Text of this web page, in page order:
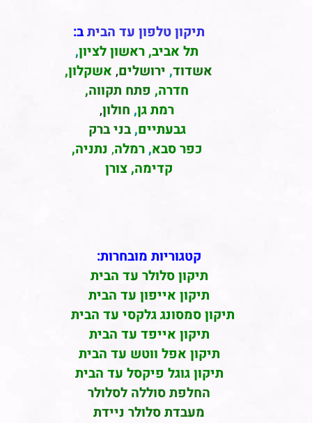
תיקון טלפון עד הביתב:
תל אביב,ראשון לציון,
אשדוד, ירושלים, אשקלון,
חדרה, פתח תקווה,
רמת גן, חולון,
גבעתיים,בני ברק
כפר סבא,רמלה, נתניה,
קדימה, צורן
קטגוריות מובחרות:
תיקון סלולר עד הבית
תיקון אייפון עד הבית
תיקון סמסונג גלקסי עד הבית
תיקון אייפד עד הבית
תיקון אפל ווטש עד הבית
תיקון גוגל פיקסל עד הבית
החלפת סוללה לסלולר
מעבדת סלולר ניידת